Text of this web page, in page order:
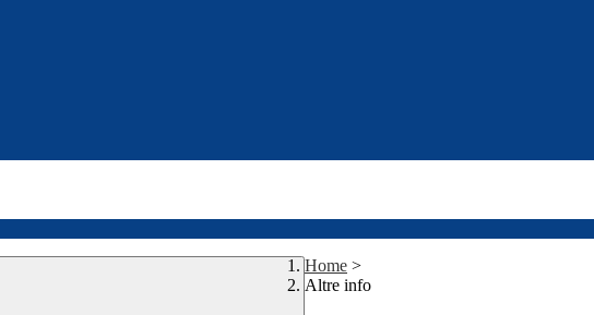
Home >
Altre info